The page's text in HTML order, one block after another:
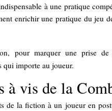
à une pratique
enrichir une pratique du jeu
pour marquer une prise de
qui importe au joueur.
à vis de la
de la fiction à un joueur en